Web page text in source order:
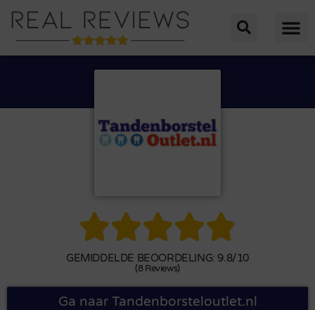

GEMIDDELDE BEOORDELING: 9.8/10
(8 Reviews)
Ga naar Tandenborsteloutlet.nl